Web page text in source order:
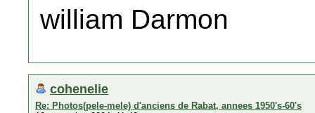
william Darmon
cohenelie
Re: Photos(pele-mele) d'anciens de Rabat, annees 1950's-60's